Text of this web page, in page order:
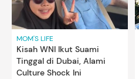
MOM'S LIFE
Kisah WNI Ikut Suami
Tinggal di Dubai, Alami
Culture Shock Ini